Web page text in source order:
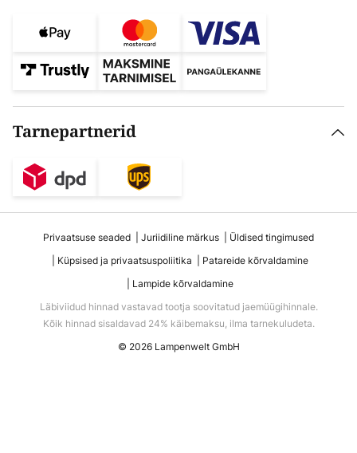
Tarnepartnerid
Privaatsuse seaded Juriidiline märkus
Üldised tingimused
Küpsised ja privaatsuspoliitika
Patareide kõrvaldamine
Lampide kõrvaldamine
Läbiviidud hinnad vastavad tootja soovitatud jaemüügihinnale.
Kõik hinnad sisaldavad 24% käibemaksu, ilma tarnekuludeta.
© 2026 Lampenwelt GmbH